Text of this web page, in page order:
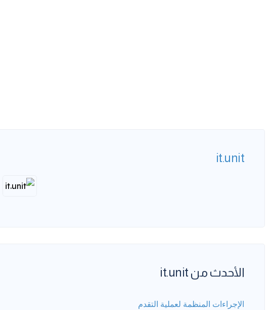
it.unit
الأحدث من it.unit
الإجراءات المنظمة لعملية التقدم